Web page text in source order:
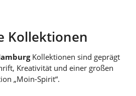
Kollektionen
Kollektionen sind geprägt
Kreativität und einer großen
„Moin-Spirit“.